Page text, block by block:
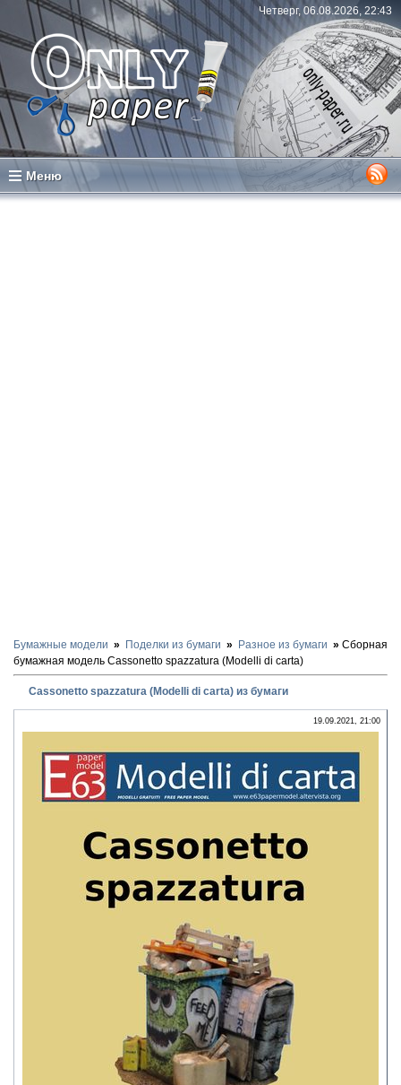
Четверг, 06.08.2026, 22:43
Меню
Бумажные модели Поделки из бумаги Разное из бумаги
Сборная
бумажная модель Cassonetto spazzatura (Modelli di carta)
Cassonetto spazzatura (Modelli di carta) из бумаги
19.09.2021, 21:00